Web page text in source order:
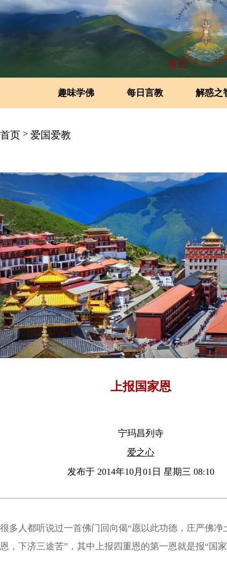
首页
趣味学佛 每日言教 解惑之
首页 > 爱国爱教
上报国家恩
宁玛昌列寺
爱之心
发布于 2014年10月01日 星期三 08:10
很多人都听说过一首佛门回向偈“愿以此功德，庄严佛净
恩，下济三途苦”，其中上报四重恩的第一恩就是报“国